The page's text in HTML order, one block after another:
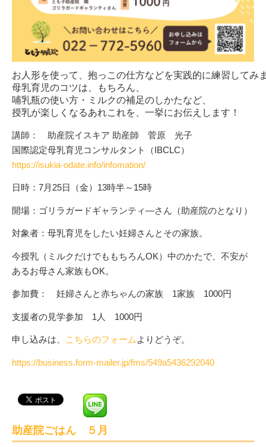
お人形を使って、抱っこの仕方などを実践的に練習してみ
母乳育児のコツは、もちろん、
哺乳瓶の使い方・ミルクの補足のしかたなど、
授乳が楽しくなるあれこれを、一挙にお伝えします！
講師： 助産院イスキア 助産師 菅原 光子
国際認定母乳育児コンサルタント（IBCLC）
https://isukia-odate.info/infomation/
日時：7月25日（金）13時半～15時
開場：ゴリラガードギャランティ―さん（助産院のとなり）
対象者：母乳育児をしたい妊婦さんとその家族。
今授乳（ミルクだけでももちろんOK）中のかたで、不安が
あるお母さん家族もOK。
参加費： 妊婦さんと赤ちゃんの家族 1家族 1000円
支援者の見学参加 1人 1000円
申し込みは、 こちらのフォーム よりどうぞ。
https://business.form-mailer.jp/fms/549a5436292040
助産院ごはん ５月